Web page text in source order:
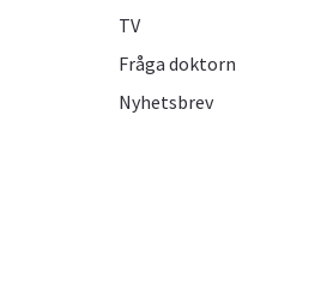
TV
Fråga doktorn
Nyhetsbrev